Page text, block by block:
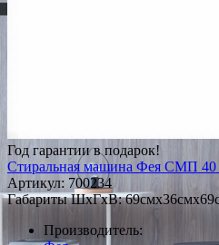
Год гарантии в подарок!
Стиральная машина Фея СМП 40
Артикул: 700234
Габариты ШxГxВ:
Производитель: